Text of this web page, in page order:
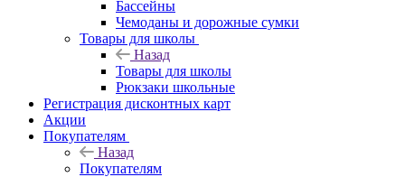
Бассейны
Чемоданы и дорожные сумки
Товары для школы
Назад
Товары для школы
Рюкзаки школьные
Регистрация дисконтных карт
Акции
Покупателям
Назад
Покупателям